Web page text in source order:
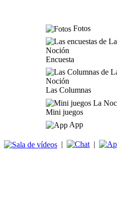
Fotos
Encuesta
Las Columnas
Mini juegos
App
| |